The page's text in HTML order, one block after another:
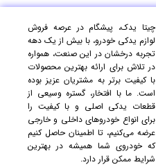
چیتا یدک، پیشگام در عرصه فروش
لوازم یدکی خودرو، با بیش از یک دهه
تجربه درخشان در این صنعت، همواره
در تلاش برای ارائه بهترین محصولات
با کیفیت برتر به مشتریان عزیز بوده
است. ما با افتخار، گستره وسیعی از
قطعات یدکی اصلی و با کیفیت را
برای انواع خودروهای داخلی و خارجی
عرضه می‌کنیم، تا اطمینان حاصل کنیم
که خودروی شما همیشه در بهترین
شرایط ممکن قرار دارد.